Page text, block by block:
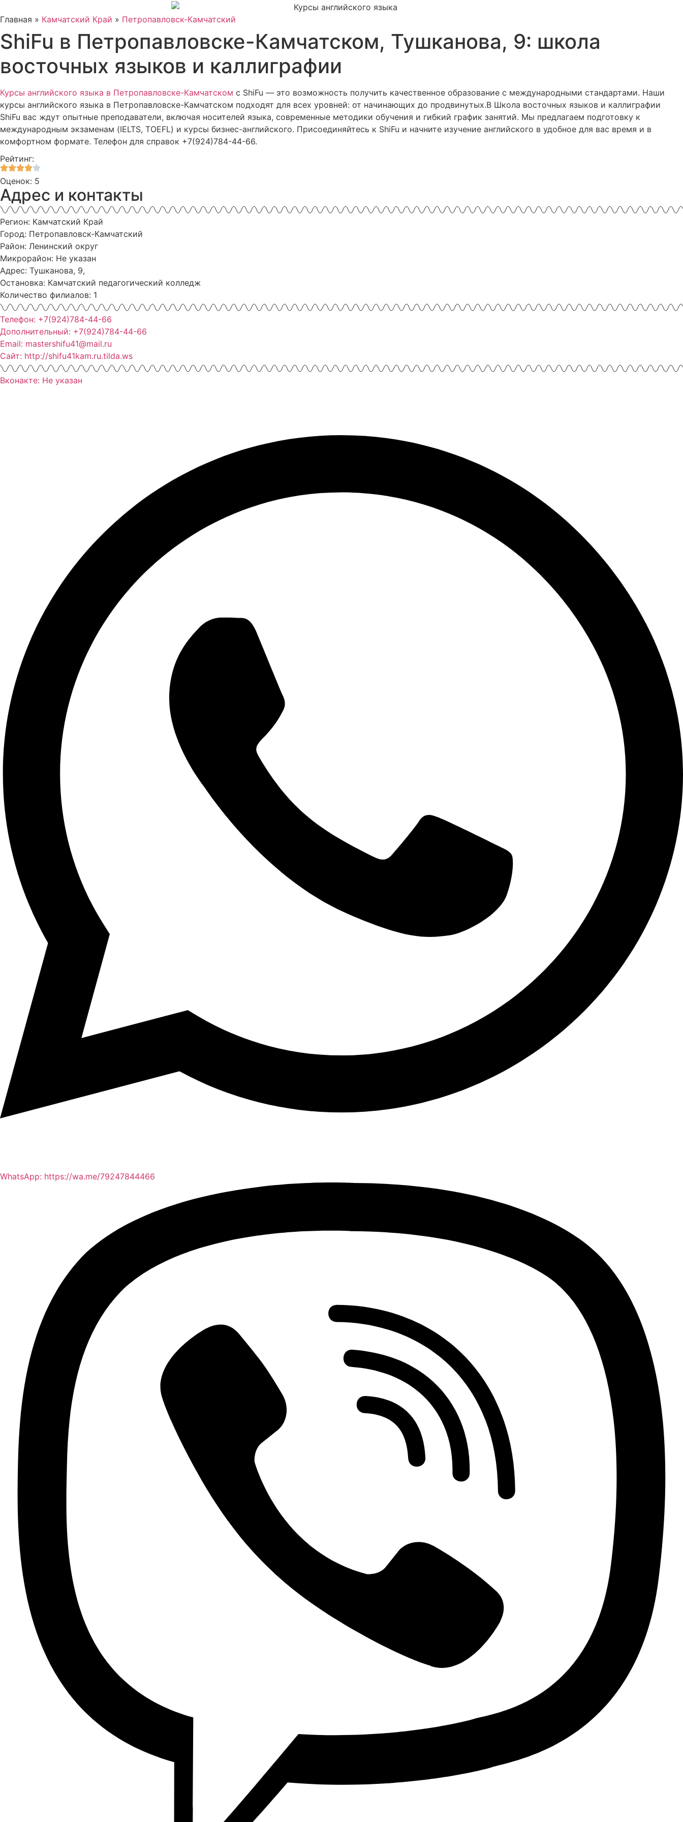
Главная » Камчатский Край » Петропавловск-Камчатский
ShiFu в Петропавловске-Камчатском, Тушканова, 9: школа
восточных языков и каллиграфии
Курсы английского языка в Петропавловске-Камчатском с ShiFu — это возможность получить качественное образование с международными стандартами. Наши
курсы английского языка в Петропавловске-Камчатском подходят для всех уровней: от начинающих до продвинутых.В Школа восточных языков и каллиграфии
ShiFu вас ждут опытные преподаватели, включая носителей языка, современные методики обучения и гибкий график занятий. Мы предлагаем подготовку к
международным экзаменам (IELTS, TOEFL) и курсы бизнес-английского. Присоединяйтесь к ShiFu и начните изучение английского в удобное для вас время и в
комфортном формате. Телефон для справок +7(924)784-44-66.
Рейтинг:
Оценок: 5
Адрес и контакты
Регион: Камчатский Край
Город: Петропавловск-Камчатский
Район: Ленинский округ
Микрорайон: Не указан
Адрес: Тушканова, 9,
Остановка: Камчатский педагогический колледж
Количество филиалов: 1
Телефон: +7(924)784-44-66
Дополнительный: +7(924)784-44-66
Email: mastershifu41@mail.ru
Сайт: http://shifu41kam.ru.tilda.ws
Вконакте: Не указан
WhatsApp: https://wa.me/79247844466